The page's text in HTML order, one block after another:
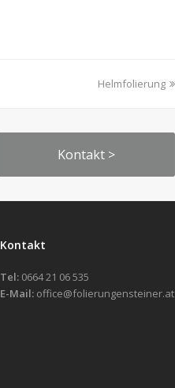
Nächster
Helmfolierung
Kontakt >
Kontakt
Tel: 0664 21 06 535
E-Mail: office@folierungensteiner.at